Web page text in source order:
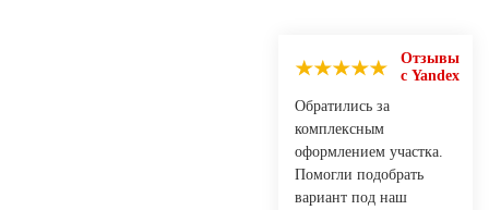
Отзывы
с Yandex
Обратились за
комплексным
оформлением участка.
Помогли подобрать
вариант под наш